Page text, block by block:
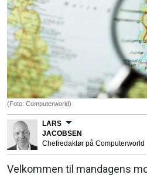
(Foto: Computerworld)
LARS
JACOBSEN
Chefredaktør på Computerworld
Velkommen til mandagens